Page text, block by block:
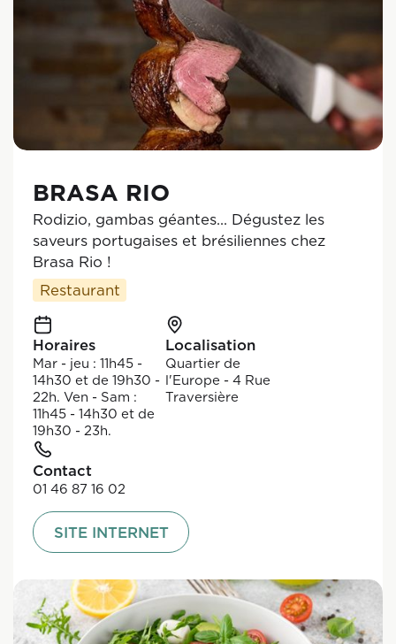
BRASA RIO
Rodizio, gambas géantes... Dégustez les
saveurs portugaises et brésiliennes chez
Brasa Rio !
Restaurant
Horaires
Mar - jeu : 11h45 -
14h30 et de 19h30 -
22h. Ven - Sam :
11h45 - 14h30 et de
19h30 - 23h.
Localisation
Quartier de
l'Europe - 4 Rue
Traversière
Contact
01 46 87 16 02
SITE INTERNET